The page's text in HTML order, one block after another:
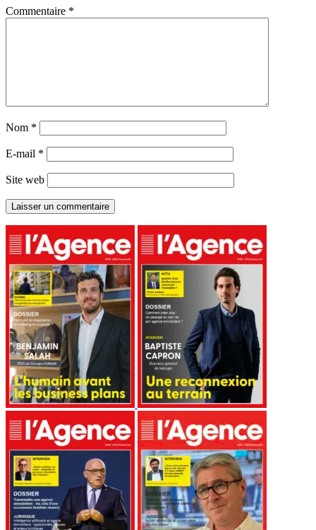
Commentaire *
Nom *
E-mail *
Site web